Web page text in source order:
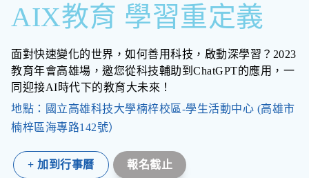
AIX教育 學習重定義
面對快速變化的世界，如何善用科技，啟動深學習？2023
教育年會高雄場，邀您從科技輔助到ChatGPT的應用，一
同迎接AI時代下的教育大未來！
地點：國立高雄科技大學楠梓校區-學生活動中心 (高雄市
楠梓區海專路142號）
+ 加到行事曆 報名截止